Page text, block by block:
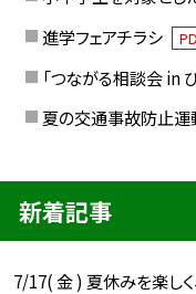
進学フェアチラシ
「つながる相談会 in
夏の交通事故防止運
新着記事
7/17( 金 ) 夏休みを楽しく